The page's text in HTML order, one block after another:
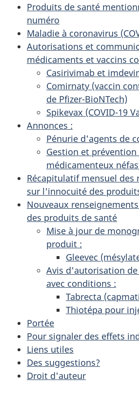
Produits de santé
numéro
Maladie à coronavirus
Autorisations et
médicaments et vaccins
Casirivimab et
Comirnaty (vaccin
de Pfizer-BioNTech)
Spikevax (COVID-19
Annonces :
Pénurie d'agents de
Gestion et
médicamenteux
Récapitulatif mensuel des
sur l'innocuité des
Nouveaux
des produits de santé
Mise à jour de
produit :
Gleevec
Avis d'autorisation
avec conditions :
Tabrecta
Thiotépa pour
Portée
Pour signaler des effets
Liens utiles
Des suggestions?
Droit d'auteur